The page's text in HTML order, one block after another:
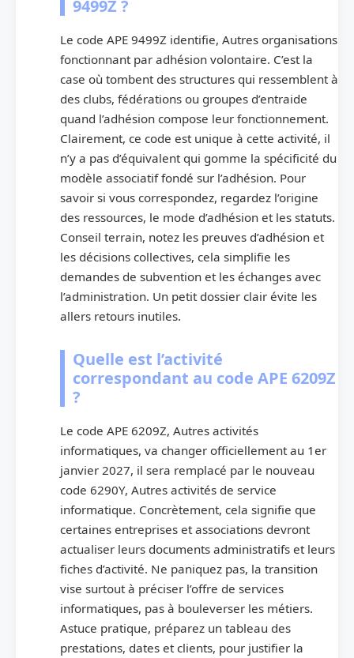
9499Z ?
Le code APE 9499Z identifie, Autres organisations
fonctionnant par adhésion volontaire. C’est la
case où tombent des structures qui ressemblent à
des clubs, fédérations ou groupes d’entraide
quand l’adhésion compose leur fonctionnement.
Clairement, ce code est unique à cette activité, il
n’y a pas d’équivalent qui gomme la spécificité du
modèle associatif fondé sur l’adhésion. Pour
savoir si vous correspondez, regardez l’origine
des ressources, le mode d’adhésion et les statuts.
Conseil terrain, notez les preuves d’adhésion et
les décisions collectives, cela simplifie les
demandes de subvention et les échanges avec
l’administration. Un petit dossier clair évite les
allers retours inutiles.
Quelle est l’activité
correspondant au code APE 6209Z
?
Le code APE 6209Z, Autres activités
informatiques, va changer officiellement au 1er
janvier 2027, il sera remplacé par le nouveau
code 6290Y, Autres activités de service
informatique. Concrètement, cela signifie que
certaines entreprises et associations devront
actualiser leurs documents administratifs et leurs
fiches d’activité. Ne paniquez pas, la transition
vise surtout à préciser l’offre de services
informatiques, pas à bouleverser les métiers.
Astuce pratique, préparez un tableau des
prestations, dates et clients, pour justifier la